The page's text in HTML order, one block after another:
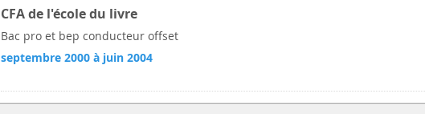
CFA de l'école du livre
Bac pro et bep conducteur offset
septembre 2000 à juin 2004